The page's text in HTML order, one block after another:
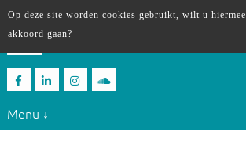
Menu ↓
Op deze site worden cookies gebruikt, wilt u hiermee
akkoord gaan?